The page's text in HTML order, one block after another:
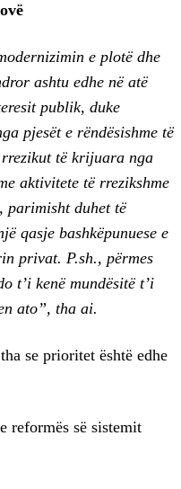
e plotë dhe
ashtu edhe në atë
publik, duke
pjesët e rëndësishme të
rrezikut të krijuara nga
aktivitete të rrezikshme
parimisht duhet të
qasje bashkëpunuese e
privat. P.sh., përmes
t’i kenë mundësitë t’i
ato”, tha ai.
se prioritet është edhe
reformës së sistemit